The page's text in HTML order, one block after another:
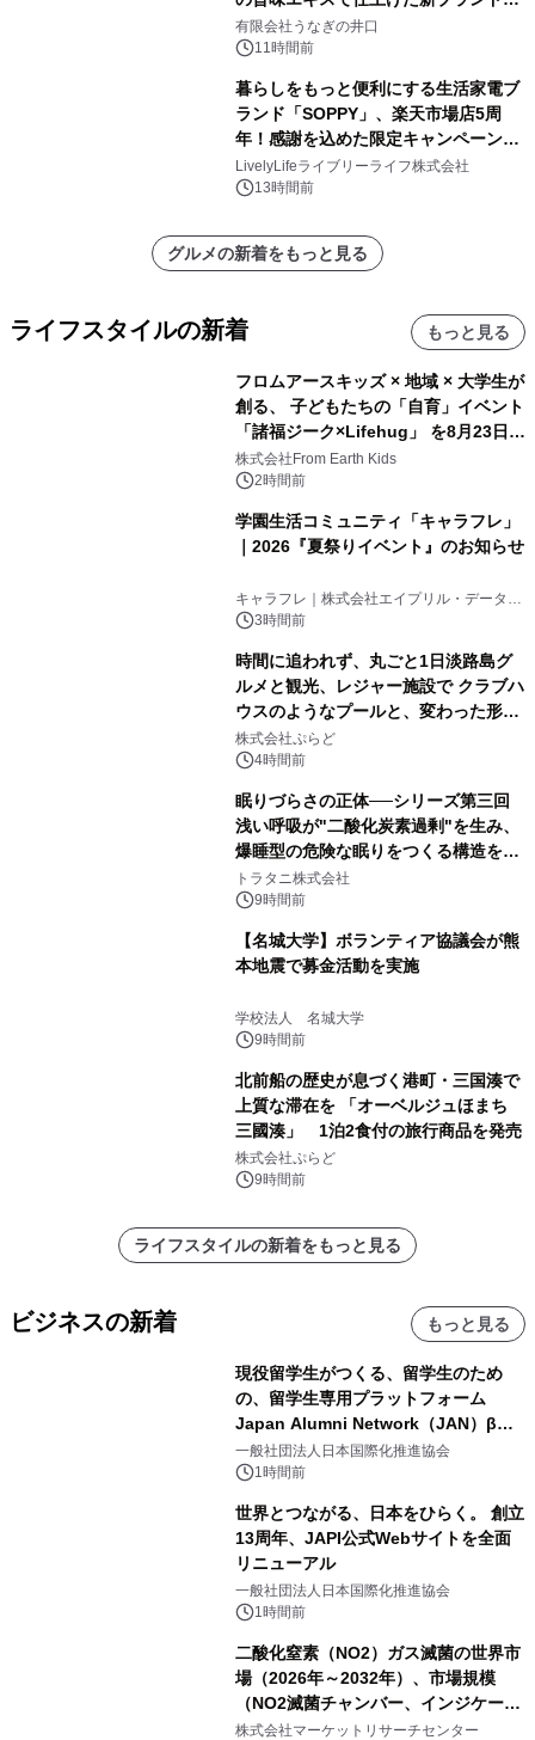
「井口の誉」誕生
有限会社うなぎの井口
11時間前
暮らしをもっと便利にする生活家電ブ
ランド「SOPPY」、楽天市場店5周
年！感謝を込めた限定キャンペーンを
8月10日より開催
LivelyLifeライブリーライフ株式会社
13時間前
グルメの新着をもっと見る
ライフスタイルの新着 もっと見る
フロムアースキッズ × 地域 × 大学生が
創る、 子どもたちの「自育」イベント
「諸福ジーク×Lifehug」 を8月23日
(日)開催
株式会社From Earth Kids
2時間前
学園生活コミュニティ「キャラフレ」
｜2026『夏祭りイベント』のお知らせ
キャラフレ｜株式会社エイプリル・データ・
デザインズ
3時間前
時間に追われず、丸ごと1日淡路島グ
ルメと観光、レジャー施設で クラブハ
ウスのようなプールと、変わった形の
サウナも 「THE BOXY AWAJI」のお
得な素泊まり連泊プランで
株式会社ぷらど
4時間前
眠りづらさの正体──シリーズ第三回
浅い呼吸が"二酸化炭素過剰"を生み、
爆睡型の危険な眠りをつくる構造を解
説
トラタニ株式会社
9時間前
【名城大学】ボランティア協議会が熊
本地震で募金活動を実施
学校法人 名城大学
9時間前
北前船の歴史が息づく港町・三国湊で
上質な滞在を 「オーベルジュほまち
三國湊」 1泊2食付の旅行商品を発売
株式会社ぷらど
9時間前
ライフスタイルの新着をもっと見る
ビジネスの新着 もっと見る
現役留学生がつくる、留学生のため
の、留学生専用プラットフォーム
Japan Alumni Network（JAN）β版
をリリース
一般社団法人日本国際化推進協会
1時間前
世界とつながる、日本をひらく。 創立
13周年、JAPI公式Webサイトを全面
リニューアル
一般社団法人日本国際化推進協会
1時間前
二酸化窒素（NO2）ガス滅菌の世界市
場（2026年～2032年）、市場規模
（NO2滅菌チャンバー、インジケータ
ーおよびモニタリングシステム、その
株式会社マーケットリサーチセンター